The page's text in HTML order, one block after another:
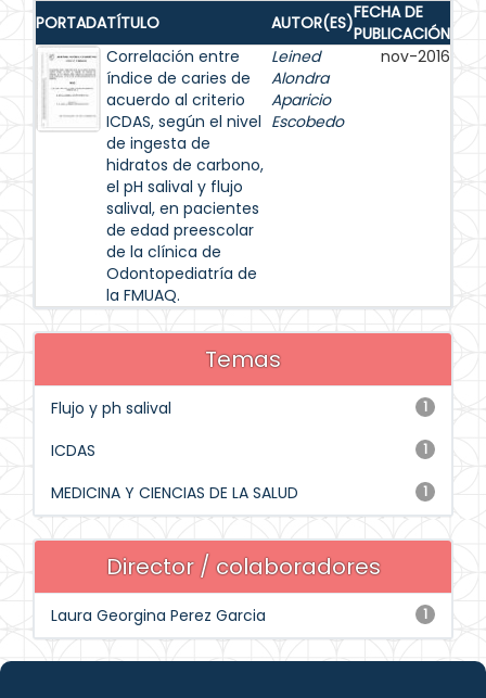
PORTADATÍTULO AUTOR(ES)FECHA DE
PUBLICACIÓN
Correlación entre
índice de caries de
acuerdo al criterio
ICDAS, según el nivel
de ingesta de
hidratos de carbono,
el pH salival y flujo
salival, en pacientes
de edad preescolar
de la clínica de
Odontopediatría de
la FMUAQ.
Leined
Alondra
Aparicio
Escobedo
nov-2016
Temas
1
Flujo y ph salival
1
ICDAS
1
MEDICINA Y CIENCIAS DE LA SALUD
Director / colaboradores
1
Laura Georgina Perez Garcia